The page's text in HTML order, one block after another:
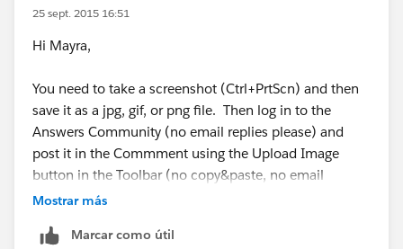
25 sept. 2015 16:51
Hi Mayra,
You need to take a screenshot (Ctrl+PrtScn) and then
save it as a jpg, gif, or png file. Then log in to the
Answers Community (no email replies please) and
post it in the Commment using the Upload Image
button in the Toolbar (no copy&paste, no email
replies, or attachments).
Like this =>
Mostrar más
Marcar como útil